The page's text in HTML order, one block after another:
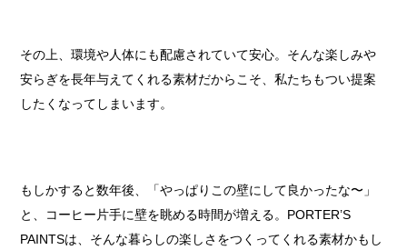
その上、環境や人体にも配慮されていて安心。そんな楽しみや
安らぎを長年与えてくれる素材だからこそ、私たちもつい提案
したくなってしまいます。
もしかすると数年後、「やっぱりこの壁にして良かったな〜」
と、コーヒー片手に壁を眺める時間が増える。PORTER’S
PAINTSは、そんな暮らしの楽しさをつくってくれる素材かもし